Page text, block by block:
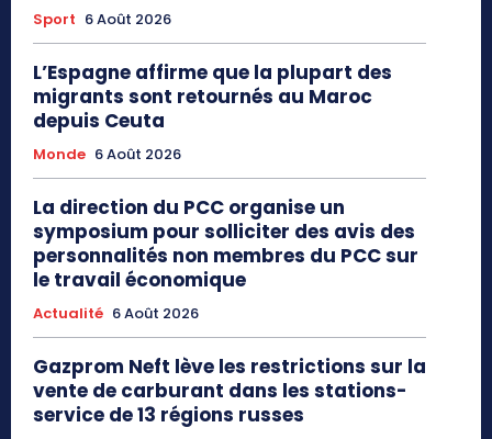
Sport 6 Août 2026
L’Espagne affirme que la plupart des
migrants sont retournés au Maroc
depuis Ceuta
Monde 6 Août 2026
La direction du PCC organise un
symposium pour solliciter des avis des
personnalités non membres du PCC sur
le travail économique
Actualité 6 Août 2026
Gazprom Neft lève les restrictions sur la
vente de carburant dans les stations-
service de 13 régions russes